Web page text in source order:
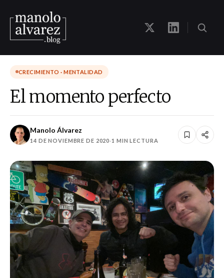
CRECIMIENTO · MENTALIDAD
El momento perfecto
Manolo Álvarez
14 DE NOVIEMBRE DE 2020·1 MIN LECTURA